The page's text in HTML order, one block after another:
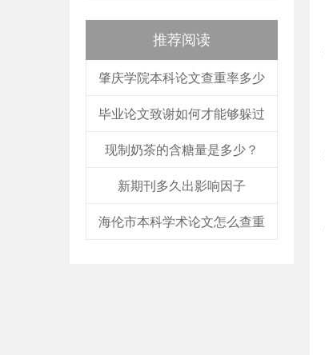
推荐阅读
肇庆学院本科论文查重率多少
毕业论文致谢如何才能够躲过
现制奶茶的含糖量是多少？
新期刊多久出影响因子
海伦市本科学术论文怎么查重